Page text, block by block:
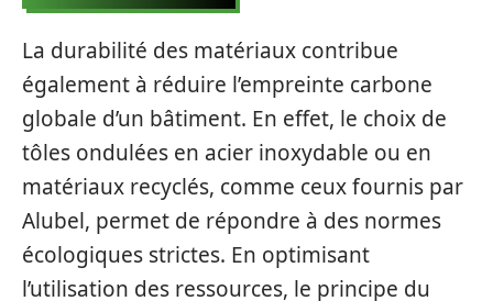
La durabilité des matériaux contribue
également à réduire l’empreinte carbone
globale d’un bâtiment. En effet, le choix de
tôles ondulées en acier inoxydable ou en
matériaux recyclés, comme ceux fournis par
Alubel, permet de répondre à des normes
écologiques strictes. En optimisant
l’utilisation des ressources, le principe du